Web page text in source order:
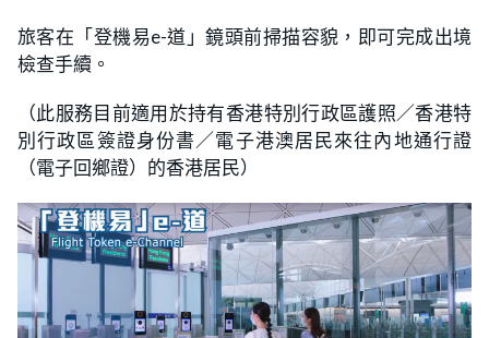
旅客在「登機易e-道」鏡頭前掃描容貌，即可完成出境
檢查手續。
（此服務目前適用於持有香港特別行政區護照／香港特
別行政區簽證身份書／電子港澳居民來往內地通行證
（電子回鄉證）的香港居民）